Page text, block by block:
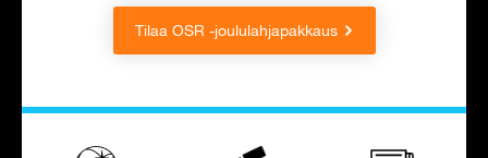
Tilaa OSR -joululahjapakkaus